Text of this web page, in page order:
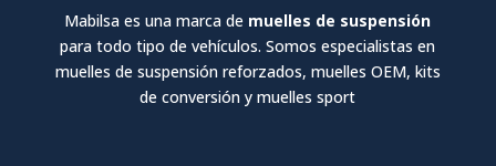
Mabilsa es una marca de muelles de suspensión
para todo tipo de vehículos. Somos especialistas en
muelles de suspensión reforzados, muelles OEM, kits
de conversión y muelles sport